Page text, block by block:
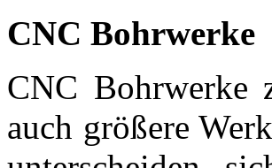
CNC Bohrwerke
CNC Bohrwerke
auch größere